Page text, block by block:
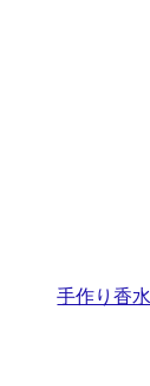
手作り香